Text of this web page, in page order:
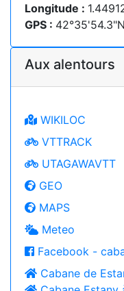
Longitude :
GPS :
Aux alentours
WIKILOC
VTTRACK
UTAGAWAVTT
GEO
MAPS
Meteo
Facebook -
Cabane de